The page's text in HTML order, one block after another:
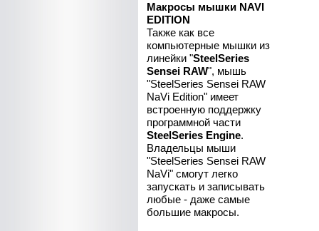
Макросы мышки NAVI
EDITION
Также как все
компьютерные мышки из
линейки "SteelSeries
Sensei RAW", мышь
"SteelSeries Sensei RAW
NaVi Edition" имеет
встроенную поддержку
программной части
SteelSeries Engine.
Владельцы мыши
"SteelSeries Sensei RAW
NaVi" смогут легко
запускать и записывать
любые - даже самые
большие макросы.